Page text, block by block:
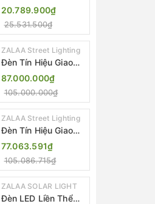
Lượng Mặt Trời Sân
Thể Thao ZALAA
Jsc Chống Nước
IP65 Cao Cấp
20.789.900₫
25.531.500₫
ZALAA Street Lighting
Đèn Tín Hiệu Giao
Thông Di Động Năng
Lượng Mặt Trời
ZALAA ZL-300A-D
87.000.000₫
105.000.000₫
ZALAA Street Lighting
Đèn Tín Hiệu Giao
Thông Di Động Năng
Lượng Mặt Trời
ZALAA ZL-409300C
77.063.591₫
105.086.715₫
ZALAA SOLAR LIGHT
Đèn LED Liền Thể